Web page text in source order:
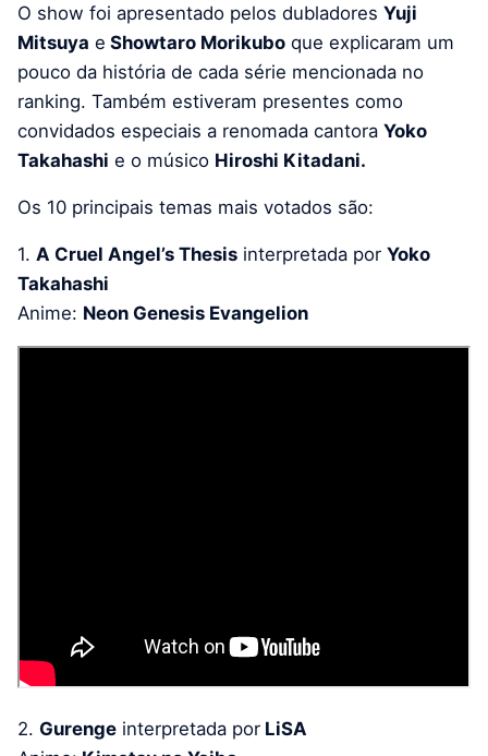
O show foi apresentado pelos dubladores Yuji
Mitsuya e Showtaro Morikubo que explicaram um
pouco da história de cada série mencionada no
ranking. Também estiveram presentes como
convidados especiais a renomada cantora Yoko
Takahashi e o músico Hiroshi Kitadani.
Os 10 principais temas mais votados são:
1. A Cruel Angel’s Thesis interpretada por Yoko
Takahashi
Anime: Neon Genesis Evangelion
2. Gurenge interpretada por LiSA